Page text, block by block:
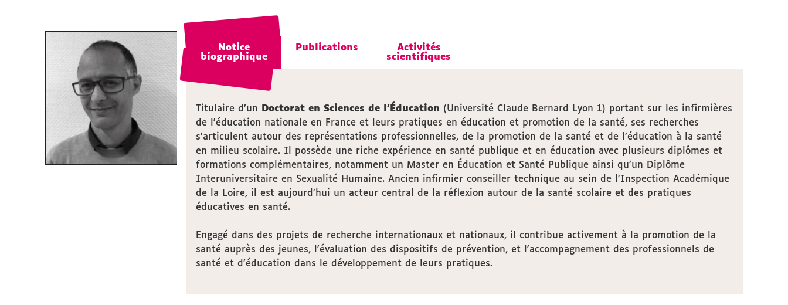
Notice
biographique
Notice
biographique
Publications
Publications
Activités
scientifiques
Activités
scientifiques
Titulaire d’un Doctorat en Sciences de l’Éducation (Université Claude Bernard Lyon 1) portant sur les infirmières
de l'éducation nationale en France et leurs pratiques en éducation et promotion de la santé, ses recherches
s’articulent autour des représentations professionnelles, de la promotion de la santé et de l’éducation à la santé
en milieu scolaire. Il possède une riche expérience en santé publique et en éducation avec plusieurs diplômes et
formations complémentaires, notamment un Master en Éducation et Santé Publique ainsi qu’un Diplôme
Interuniversitaire en Sexualité Humaine. Ancien infirmier conseiller technique au sein de l'Inspection Académique
de la Loire, il est aujourd’hui un acteur central de la réflexion autour de la santé scolaire et des pratiques
éducatives en santé.
Engagé dans des projets de recherche internationaux et nationaux, il contribue activement à la promotion de la
santé auprès des jeunes, l'évaluation des dispositifs de prévention, et l'accompagnement des professionnels de
santé et d’éducation dans le développement de leurs pratiques.